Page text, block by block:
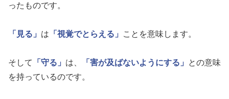
ったものです。
「見る」 は 「視覚でとらえる」 ことを意味します。
そして 「守る」 は、 「害が及ばないようにする」
との意味
を持っているのです。